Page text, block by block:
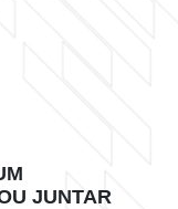
JUNTAR